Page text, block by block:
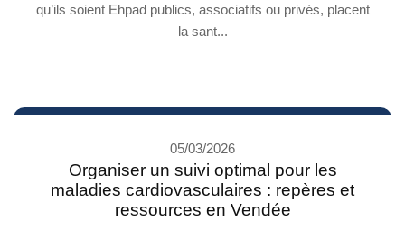
qu’ils soient Ehpad publics, associatifs ou privés, placent
la sant...
05/03/2026
Organiser un suivi optimal pour les
maladies cardiovasculaires : repères et
ressources en Vendée